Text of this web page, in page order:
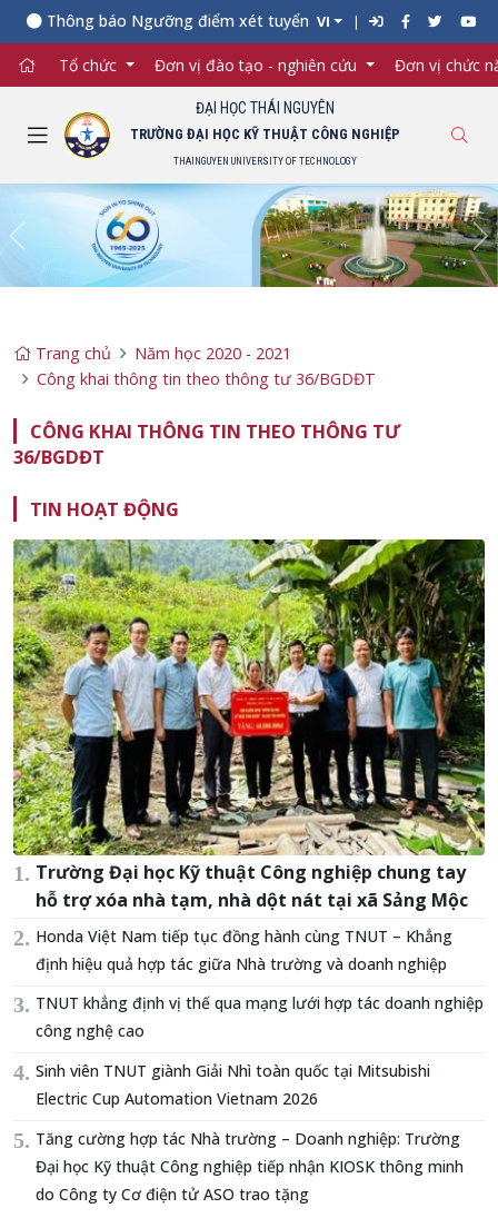
Thông báo Ngưỡng điểm xét tuyển đối với từng ngành đào
VI
Tổ chức Đơn vị đào tạo - nghiên cứu Đơn vị chức
ĐẠI HỌC THÁI NGUYÊN
TRƯỜNG ĐẠI HỌC KỸ THUẬT CÔNG NGHIỆP
THAINGUYEN UNIVERSITY OF TECHNOLOGY
Previous
Trang chủ
Năm học 2020 - 2021
Công khai thông tin theo thông tư 36/BGDĐT
CÔNG KHAI THÔNG TIN THEO THÔNG TƯ
36/BGDĐT
TIN HOẠT ĐỘNG
Trường Đại học Kỹ thuật Công nghiệp chung tay
hỗ trợ xóa nhà tạm, nhà dột nát tại xã Sảng Mộc
Honda Việt Nam tiếp tục đồng hành cùng TNUT – Khẳng
định hiệu quả hợp tác giữa Nhà trường và doanh nghiệp
TNUT khẳng định vị thế qua mạng lưới hợp tác doanh nghiệp
công nghệ cao
Sinh viên TNUT giành Giải Nhì toàn quốc tại Mitsubishi
Electric Cup Automation Vietnam 2026
Tăng cường hợp tác Nhà trường – Doanh nghiệp: Trường
Đại học Kỹ thuật Công nghiệp tiếp nhận KIOSK thông minh
do Công ty Cơ điện tử ASO trao tặng